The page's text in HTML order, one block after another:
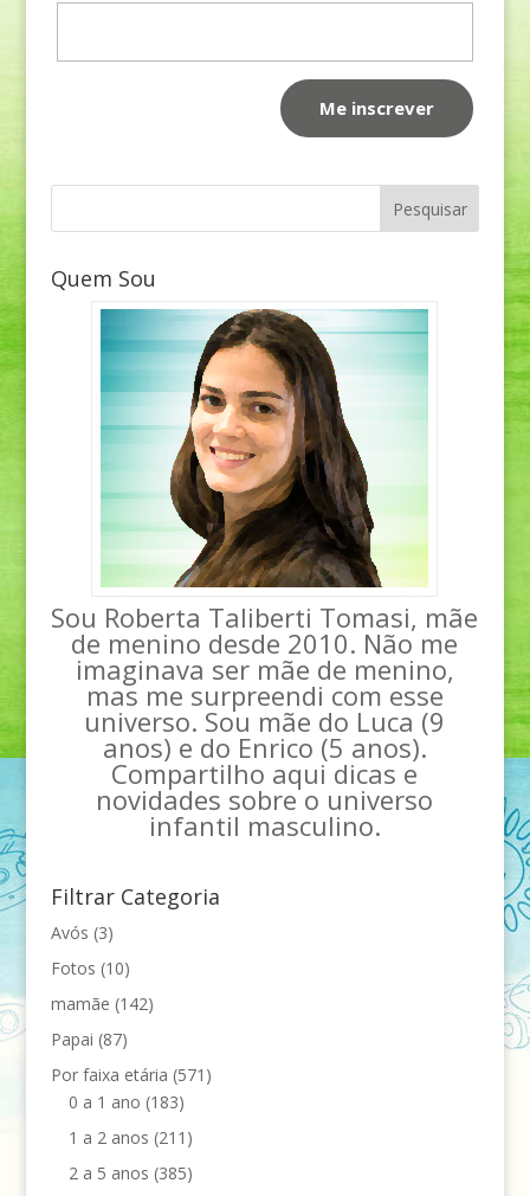
Quem Sou
Sou Roberta Taliberti Tomasi, mãe
de menino desde 2010. Não me
imaginava ser mãe de menino,
mas me surpreendi com esse
universo. Sou mãe do Luca (9
anos) e do Enrico (5 anos).
Compartilho aqui dicas e
novidades sobre o universo
infantil masculino.
Filtrar Categoria
Avós (3)
Fotos (10)
mamãe (142)
Papai (87)
Por faixa etária (571)
0 a 1 ano (183)
1 a 2 anos (211)
2 a 5 anos (385)